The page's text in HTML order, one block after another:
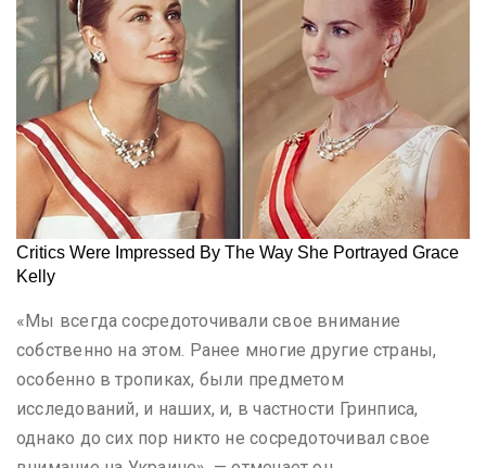
«Мы всегда сосредоточивали свое внимание
собственно на этом. Ранее многие другие страны,
особенно в тропиках, были предметом
исследований, и наших, и, в частности Гринписа,
однако до сих пор никто не сосредоточивал свое